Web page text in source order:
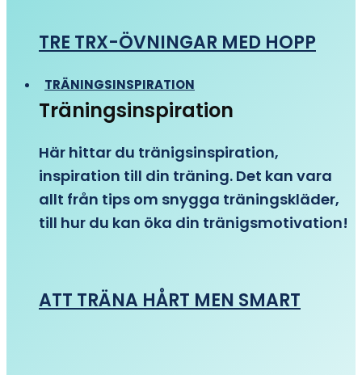
TRE TRX-ÖVNINGAR MED HOPP
TRÄNINGSINSPIRATION
Träningsinspiration
Här hittar du tränigsinspiration,
inspiration till din träning. Det kan vara
allt från tips om snygga träningskläder,
till hur du kan öka din tränigsmotivation!
ATT TRÄNA HÅRT MEN SMART